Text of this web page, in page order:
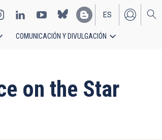
EN
ES
COMUNICACIÓN Y DIVULGACIÓN
on the Star